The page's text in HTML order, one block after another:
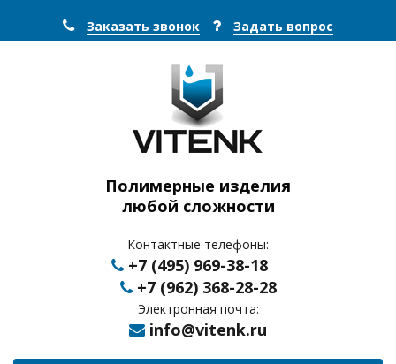
Заказать звонок Задать вопрос
Полимерные изделия
любой сложности
Контактные телефоны:
+7 (495) 969-38-18
+7 (962) 368-28-28
Электронная почта:
info@vitenk.ru